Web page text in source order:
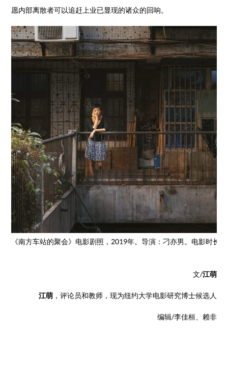
愿内部离散者可以追赶上业已显现的诸众的回响。
《南方车站的聚会》电影剧照，2019年。导演：刁亦男。电影时长
文/江萌
江萌，评论员和教师，现为纽约大学电影研究博士候选人
编辑/李佳桓、赖非